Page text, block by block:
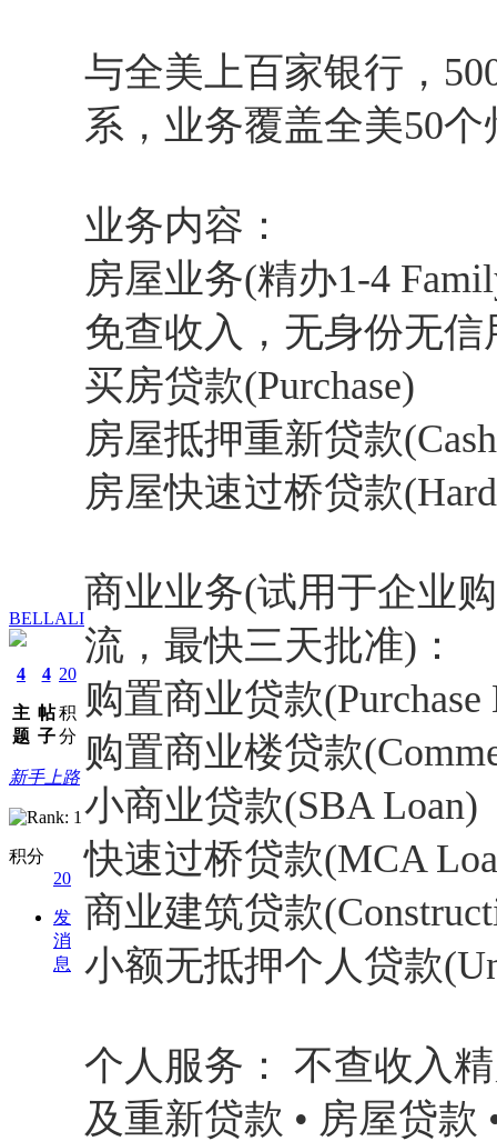
BELLALI
4
主
题
4
帖
子
20
积
分
新手上路
积分
20
发
消
息
与全美上百家银行，
系，业务覆盖全美50个
业务内容：
房屋业务(精办1-4
免查收入，无身份无
买房贷款(Purchase)
房屋抵押重新贷款
房屋快速过桥贷款
商业业务(试用于企业
流，最快三天批准)：
购置商业贷款(Purchase
购置商业楼贷款
小商业贷款(SBA Loan)
快速过桥贷款(MCA
商业建筑贷款
小额无抵押个人贷款
个人服务： 不查收入
及重新贷款 • 房屋贷款